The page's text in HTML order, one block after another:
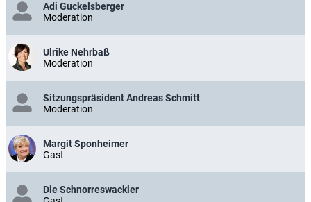
Adi Guckelsberger
Moderation
Ulrike Nehrbaß
Moderation
Sitzungspräsident Andreas Schmitt
Moderation
Margit Sponheimer
Gast
Die Schnorreswackler